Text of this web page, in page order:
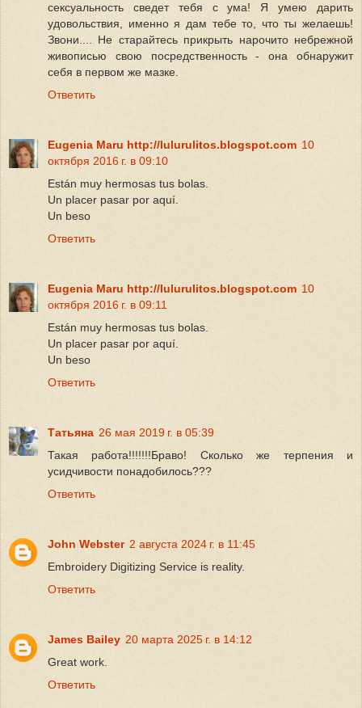
сексуальность сведет тебя с ума! Я умею дарить
удовольствия, именно я дам тебе то, что ты желаешь!
Звони.... Не старайтесь прикрыть нарочито небрежной
живописью свою посредственность - она обнаружит
себя в первом же мазке.
Ответить
Eugenia Maru http://lulurulitos.blogspot.com 10
октября 2016 г. в 09:10
Están muy hermosas tus bolas.
Un placer pasar por aquí.
Un beso
Ответить
Eugenia Maru http://lulurulitos.blogspot.com 10
октября 2016 г. в 09:11
Están muy hermosas tus bolas.
Un placer pasar por aquí.
Un beso
Ответить
Татьяна 26 мая 2019 г. в 05:39
Такая работа!!!!!!!Браво! Сколько же терпения и
усидчивости понадобилось???
Ответить
John Webster 2 августа 2024 г. в 11:45
Embroidery Digitizing Service is reality.
Ответить
James Bailey 20 марта 2025 г. в 14:12
Great work.
Ответить